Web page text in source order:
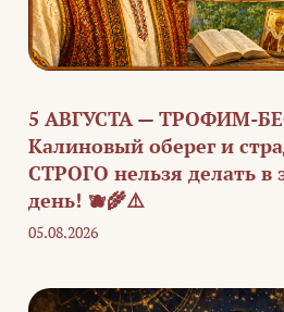
5 АВГУСТА — ТРОФИМ-
Калиновый оберег и
СТРОГО нельзя делать в
день! 🫐🌾⚠️
05.08.2026